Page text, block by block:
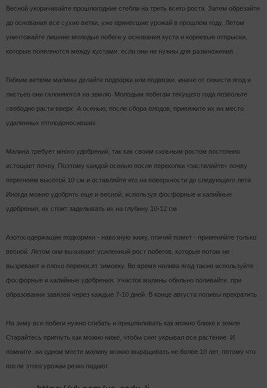
Весной укорачивайте прошлогодние стебли на треть всего роста. Затем обрезайте
до основания все сухие ветки, уже принесшие урожай в прошлом году. Летом
уничтожайте лишние молодые побеги у основания куста и корневые отпрыски,
которые появляются между кустами, если они не нужны для размножения.
Гибким ветвям малины делайте подпорки или подвязки, иначе от тяжести ягод и
листьев они склоняются на землю. Молодым побегам текущего года позвольте
свободно расти вверх. А осенью, после сбора плодов, привяжите их на место
удаленных отплодоносивших.
Малина требует много удобрений, так как своим сильным ростом постоянно
истощает почву. Поэтому каждой осенью после перекопки «застилайте» почву
перегноем высотой 10 см и оставляйте его на поверхности до следующего лета.
Иногда можно удобрять еще и весной, используя фосфорные и калийные
удобрения, их стоит заделывать их на глубину 10-12 см.
Азотосодержащие подкормки - навозную жижу, птичий помет - применяйте только
весной. Летом они вызывают усиленный рост побегов, которые потом не
вызревают и плохо переносят зимовку. Во время налива ягод также используйте
фосфорные и калийные удобрения. Участок малины обильно поливайте: при
образовании завязей через каждые 7-10 дней. В конце августа поливы прекратить.
На зиму все побеги нужно сгибать и пришпиливать как можно ближе к земле.
Старайтесь пригнуть как можно ниже, чтобы снег укрывал все растение. И
помните: на одном месте малину можно выращивать не более 10 лет, потому что
после этого урожаи резко падают.